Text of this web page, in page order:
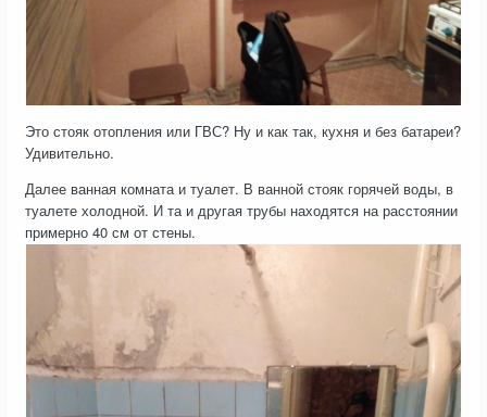
Это стояк отопления или ГВС? Ну и как так, кухня и без батареи?
Удивительно.
Далее ванная комната и туалет. В ванной стояк горячей воды, в
туалете холодной. И та и другая трубы находятся на расстоянии
примерно 40 см от стены.